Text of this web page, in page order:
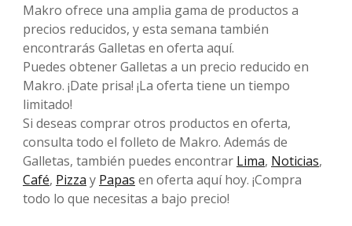
Makro ofrece una amplia gama de productos a
precios reducidos, y esta semana también
encontrarás Galletas en oferta aquí.
Puedes obtener Galletas a un precio reducido en
Makro. ¡Date prisa! ¡La oferta tiene un tiempo
limitado!
Si deseas comprar otros productos en oferta,
consulta todo el folleto de Makro. Además de
Galletas, también puedes encontrar Lima, Noticias,
Café, Pizza y Papas en oferta aquí hoy. ¡Compra
todo lo que necesitas a bajo precio!